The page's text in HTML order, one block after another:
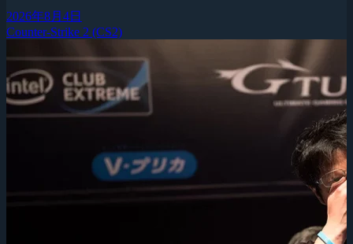
2026年8月4日
Counter-Strike 2 (CS2)